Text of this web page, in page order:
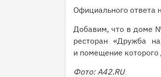
Официального ответа
Добавим, что в доме
ресторан «Дружба
и помещение которого
Фото: A42.RU